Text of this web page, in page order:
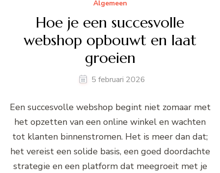
Algemeen
Hoe je een succesvolle
webshop opbouwt en laat
groeien
5 februari 2026
Een succesvolle webshop begint niet zomaar met
het opzetten van een online winkel en wachten
tot klanten binnenstromen. Het is meer dan dat;
het vereist een solide basis, een goed doordachte
strategie en een platform dat meegroeit met je